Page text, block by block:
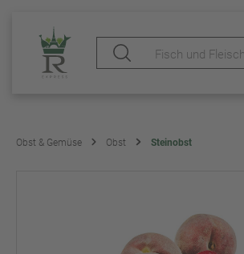
Obst & Gemüse Obst Steinobst